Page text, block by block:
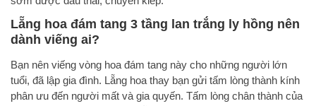
Lẵng hoa đám tang 3 tầng lan trắng ly hồng nên
dành viếng ai?
Bạn nên viếng vòng hoa đám tang này cho những người lớn
tuổi, đã lập gia đình. Lẵng hoa thay bạn gửi tấm lòng thành kính
phân ưu đến người mất và gia quyến. Tấm lòng chân thành của